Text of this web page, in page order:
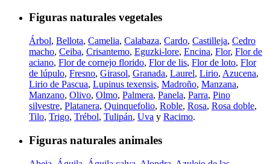
Figuras naturales vegetales
Árbol, Bellota, Camelia, Calabaza, Cardo, Castilleja, Cedro
macho, Ceiba, Crisantemo, Eguzki-lore, Encina, Flor, Flor de
aciano, Flor de cornejo florido, Flor de lis, Flor de loto, Flor
de lúpulo, Fresno, Girasol, Granada, Laurel, Lirio, Azucena,
Lirio de Pascua, Lupinus texensis, Madroño, Manzana,
Manzano, Olivo, Olmo, Palmera, Panela, Parra, Pino
silvestre, Platanera, Quinquefolio, Roble, Rosa, Rosa doble,
Tilo, Trigo, Trébol, Tulipán, Uva y Racimo.
Figuras naturales animales